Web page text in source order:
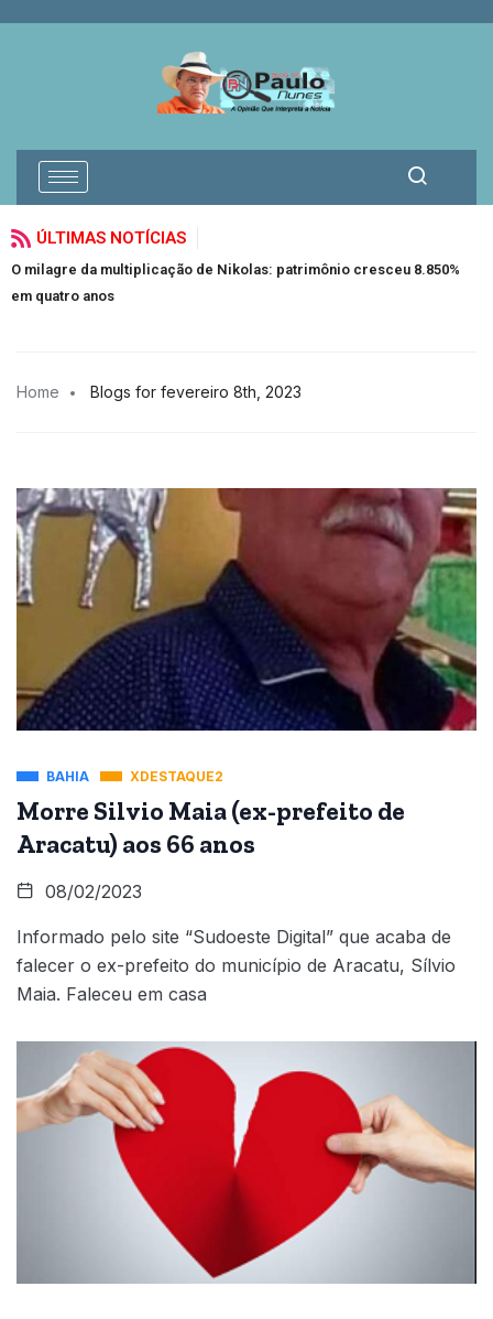
ÚLTIMAS NOTÍCIAS
O milagre da multiplicação de Nikolas: patrimônio cresceu 8.850%
em quatro anos
Home Blogs for fevereiro 8th, 2023
BAHIA XDESTAQUE2
Morre Silvio Maia (ex-prefeito de
Aracatu) aos 66 anos
08/02/2023
Informado pelo site “Sudoeste Digital” que acaba de
falecer o ex-prefeito do município de Aracatu, Sílvio
Maia. Faleceu em casa